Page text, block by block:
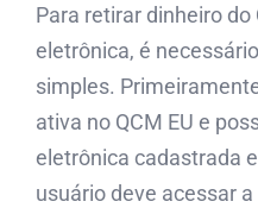
Para retirar dinheiro do
eletrônica, é
simples.
ativa no QCM EU e
eletrônica cadastrada
usuário deve acessar